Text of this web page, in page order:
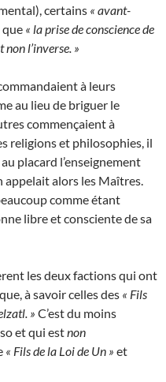
certains « avant-
« la prise de conscience de
l’inverse. »
à leurs
au lieu de briguer le
commençaient à
religions et philosophies, il
placard l’enseignement
appelait alors les Maîtres.
comme étant
libre et consciente de sa
les deux factions qui ont
à savoir celles des « Fils
» C’est du moins
et qui estnon
« Fils de la Loi de Un » et